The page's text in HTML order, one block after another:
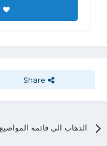
♥
Share
الذهاب الي قائمه المواضيع